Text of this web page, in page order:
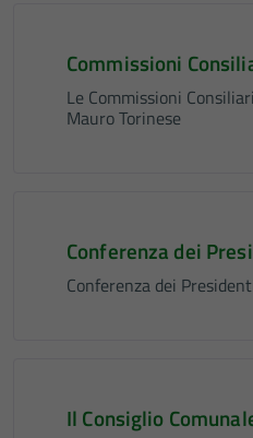
Commissioni
Le Commissioni
Mauro Torinese
Conferenza dei
Conferenza dei
Il Consiglio